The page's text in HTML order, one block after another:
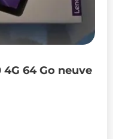
64 Go neuve